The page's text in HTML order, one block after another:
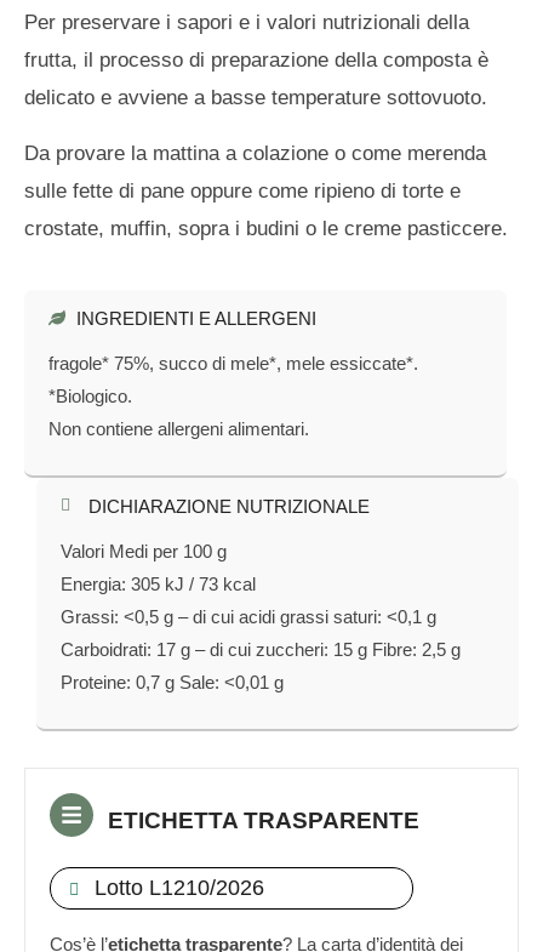
Per preservare i sapori e i valori nutrizionali della
frutta, il processo di preparazione della composta è
delicato e avviene a basse temperature sottovuoto.
Da provare la mattina a colazione o come merenda
sulle fette di pane oppure come ripieno di torte e
crostate, muffin, sopra i budini o le creme pasticcere.
INGREDIENTI E ALLERGENI
fragole* 75%, succo di mele*, mele essiccate*.
*Biologico.
Non contiene allergeni alimentari.
DICHIARAZIONE NUTRIZIONALE​
Valori Medi per 100 g
Energia: 305 kJ / 73 kcal
Grassi: <0,5 g – di cui acidi grassi saturi: <0,1 g
Carboidrati: 17 g – di cui zuccheri: 15 g Fibre: 2,5 g
Proteine: 0,7 g Sale: <0,01 g
ETICHETTA TRASPARENTE
Lotto L1210/2026
Cos’è l’etichetta trasparente? La carta d’identità dei